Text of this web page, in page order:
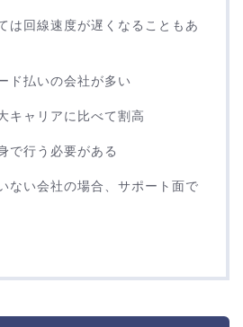
は回線速度が遅くなることもあ
ド払いの会社が多い
キャリアに比べて割高
で行う必要がある
ない会社の場合、サポート面で